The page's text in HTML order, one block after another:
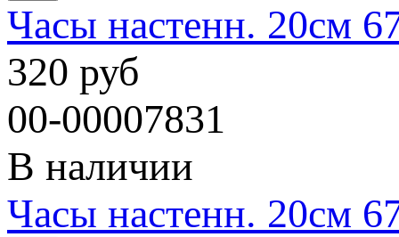
Часы настенн. 20см
320 руб
00-00007831
В наличии
Часы настенн. 20см